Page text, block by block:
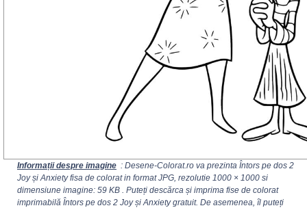
Informații despre imagine : Desene-Colorat.ro va prezinta Întors pe dos 2
Joy și Anxiety fisa de colorat in format JPG, rezolutie 1000 × 1000 si
dimensiune imagine: 59 KB . Puteți descărca și imprima fise de colorat
imprimabilă Întors pe dos 2 Joy și Anxiety gratuit. De asemenea, îl puteți